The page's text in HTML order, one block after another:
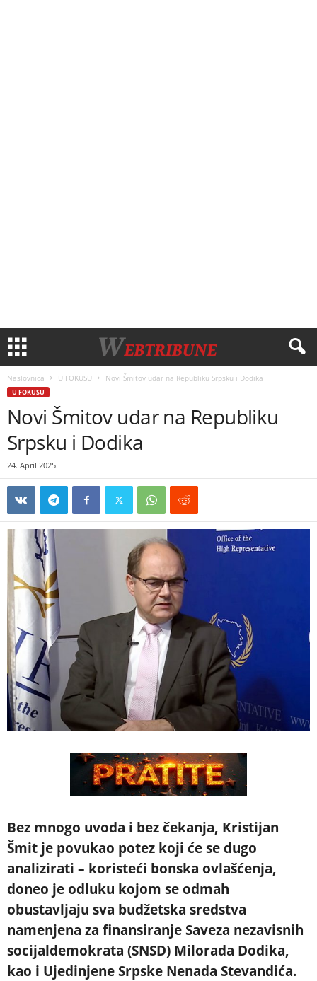
Naslovnica U FOKUSU Novi Šmitov udar na Republiku Srpsku i Dodika
U FOKUSU
Novi Šmitov udar na Republiku
Srpsku i Dodika
24. April 2025.
Bez mnogo uvoda i bez čekanja, Kristijan
Šmit je povukao potez koji će se dugo
analizirati – koristeći bonska ovlašćenja,
doneo je odluku kojom se odmah
obustavljaju sva budžetska sredstva
namenjena za finansiranje Saveza nezavisnih
socijaldemokrata (SNSD) Milorada Dodika,
kao i Ujedinjene Srpske Nenada Stevandića.